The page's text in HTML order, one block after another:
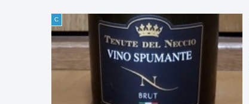
C